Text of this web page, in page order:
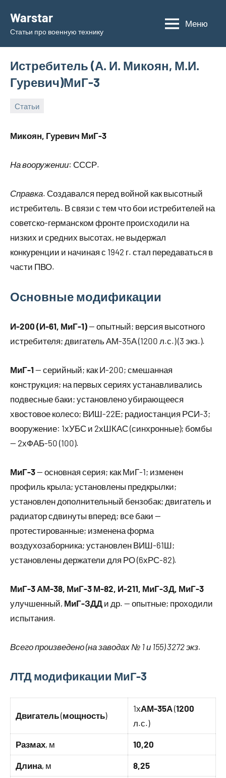
содержимому
Warstar
Статьи про военную технику
Меню
Истребитель (А. И. Микоян, М.И.
Гуревич)МиГ-3
Статьи
Микоян, Гуревич МиГ-3
На вооружении: СССР.
Справка. Создавался перед войной как высотный
истребитель. В связи с тем что бои истребителей на
советско-германском фронте происходили на
низких и средних высотах, не выдержал
конкуренции и начиная с 1942 г. стал передаваться в
части ПВО.
Основные модификации
И-200 (И-61, МиГ-1)— опытный; версия высотного
истребителя; двигатель АМ-35А (1200 л.с.) (3 экз.).
МиГ-1 — серийный; как И-200; смешанная
конструкция; на первых сериях устанавливались
подвесные баки; установлено убирающееся
хвостовое колесо; ВИШ-22Е; радиостанция РСИ-3;
вооружение: 1хУБС и 2хШКАС (синхронные); бомбы
— 2хФАБ-50 (100).
МиГ-3— основная серия; как МиГ-1; изменен
профиль крыла; установлены предкрылки;
установлен дополнительный бензобак; двигатель и
радиатор сдвинуты вперед; все баки —
протестированные; изменена форма
воздухозаборника; установлен ВИШ-61Ш;
установлены держатели для РО (6хРС-82).
МиГ-3 АМ-38, МиГ-3 М-82, И-211, МиГ-ЗД, МиГ-3
улучшенный, МиГ-ЗДД и др. — опытные; проходили
испытания.
Всего произведено (на заводах № 1 и 155) 3272 экз.
ЛТД модификации МиГ-3
Двигатель(мощность)
1хАМ-35А(1200
л.с.)
Размах, м 10,20
Длина, м 8,25